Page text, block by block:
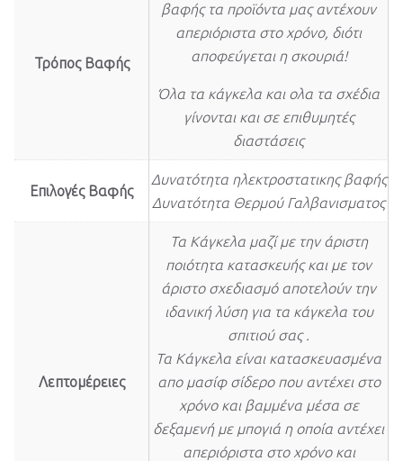
Τρόπος Βαφής
βαφής τα προϊόντα μας αντέχουν
απεριόριστα στο χρόνο, διότι
αποφεύγεται η σκουριά!
Όλα τα κάγκελα και ολα τα σχέδια
γίνονται και σε επιθυμητές
διαστάσεις
Επιλογές Βαφής
Δυνατότητα ηλεκτροστατικης βαφής
Δυνατότητα Θερμού Γαλβανισματος
Λεπτομέρειες
Τα Κάγκελα μαζί με την άριστη
ποιότητα κατασκευής και με τον
άριστο σχεδιασμό αποτελούν την
ιδανική λύση για τα κάγκελα του
σπιτιού σας .
Τα Κάγκελα είναι κατασκευασμένα
απο μασίφ σίδερο που αντέχει στο
χρόνο και βαμμένα μέσα σε
δεξαμενή με μπογιά η οποία αντέχει
απεριόριστα στο χρόνο και